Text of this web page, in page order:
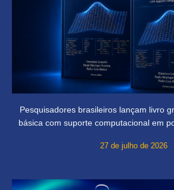
Pesquisadores brasileiros lançam livro
básica com suporte computacional em
27 de julho de 2026